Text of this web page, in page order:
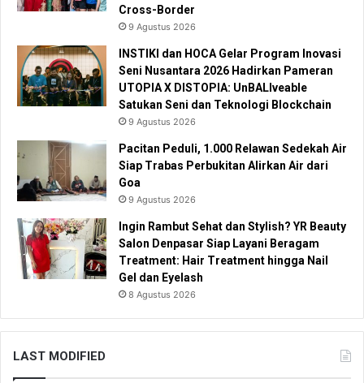
Cross-Border
9 Agustus 2026
INSTIKI dan HOCA Gelar Program Inovasi
Seni Nusantara 2026 Hadirkan Pameran
UTOPIA X DISTOPIA: UnBALIveable
Satukan Seni dan Teknologi Blockchain
9 Agustus 2026
Pacitan Peduli, 1.000 Relawan Sedekah Air
Siap Trabas Perbukitan Alirkan Air dari
Goa
9 Agustus 2026
Ingin Rambut Sehat dan Stylish? YR Beauty
Salon Denpasar Siap Layani Beragam
Treatment: Hair Treatment hingga Nail
Gel dan Eyelash
8 Agustus 2026
LAST MODIFIED